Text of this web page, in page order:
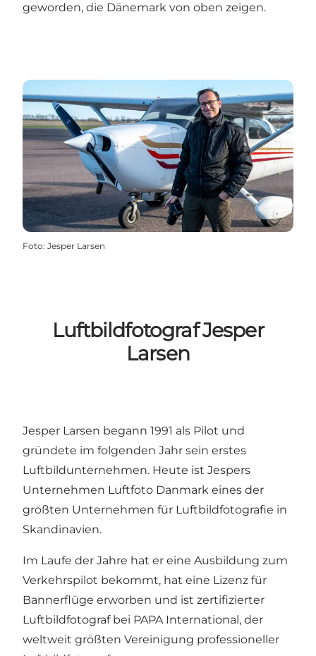
geworden, die Dänemark von oben zeigen.
Foto: Jesper Larsen
Luftbildfotograf Jesper
Larsen
Jesper Larsen begann 1991 als Pilot und
gründete im folgenden Jahr sein erstes
Luftbildunternehmen. Heute ist Jespers
Unternehmen Luftfoto Danmark eines der
größten Unternehmen für Luftbildfotografie in
Skandinavien.
Im Laufe der Jahre hat er eine Ausbildung zum
Verkehrspilot bekommt, hat eine Lizenz für
Bannerflüge erworben und ist zertifizierter
Luftbildfotograf bei PAPA International, der
weltweit größten Vereinigung professioneller